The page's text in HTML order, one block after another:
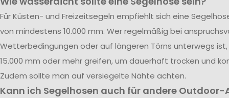
Für Küsten- und Freizeitsegeln empfiehlt sich eine
von mindestens 10.000 mm. Wer regelmäßig bei
Wetterbedingungen oder auf längeren Törns unterwegs
15.000 mm oder mehr greifen, um dauerhaft trocken und
Zudem sollte man auf versiegelte Nähte achten.
Kann ich Segelhosen auch für andere